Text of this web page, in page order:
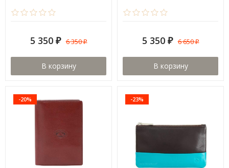
5 350 ₽ 6 350₽
В корзину
5 350 ₽ 6 650₽
В корзину
-20% -23%